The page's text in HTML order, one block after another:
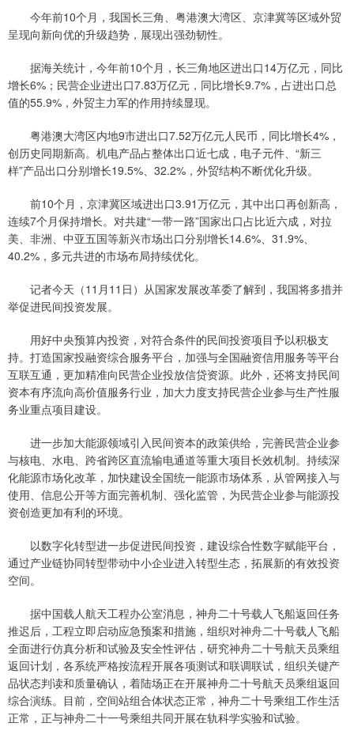
今年前10个月，我国长三角、粤港澳大湾区、京津冀等区域外贸
呈现向新向优的升级趋势，展现出强劲韧性。
据海关统计，今年前10个月，长三角地区进出口14万亿元，同比
增长6%；民营企业进出口7.83万亿元，同比增长9.7%，占进出口总
值的55.9%，外贸主力军的作用持续显现。
粤港澳大湾区内地9市进出口7.52万亿元人民币，同比增长4%，
创历史同期新高。机电产品占整体出口近七成，电子元件、“新三
样”产品出口分别增长19.5%、32.2%，外贸结构不断优化升级。
前10个月，京津冀区域进出口3.91万亿元，其中出口再创新高，
连续7个月保持增长。对共建“一带一路”国家出口占比近六成，对拉
美、非洲、中亚五国等新兴市场出口分别增长14.6%、31.9%、
40.2%，多元共进的市场布局持续优化。
记者今天（11月11日）从国家发展改革委了解到，我国将多措并
举促进民间投资发展。
用好中央预算内投资，对符合条件的民间投资项目予以积极支
持。打造国家投融资综合服务平台，加强与全国融资信用服务等平台
互联互通，更加精准向民营企业投放信贷资源。此外，还将支持民间
资本有序流向高价值服务行业，加大力度支持民营企业参与生产性服
务业重点项目建设。
进一步加大能源领域引入民间资本的政策供给，完善民营企业参
与核电、水电、跨省跨区直流输电通道等重大项目长效机制。持续深
化能源市场化改革，加快建设全国统一能源市场体系，从管网接入与
使用、信息公开等方面完善机制、强化监管，为民营企业参与能源投
资创造更加有利的环境。
以数字化转型进一步促进民间投资，建设综合性数字赋能平台，
通过产业链协同转型带动中小企业进入转型生态，拓展新的有效投资
空间。
据中国载人航天工程办公室消息，神舟二十号载人飞船返回任务
推迟后，工程立即启动应急预案和措施，组织对神舟二十号载人飞船
全面进行仿真分析和试验及安全性评估，研究神舟二十号航天员乘组
返回计划，各系统严格按流程开展各项测试和联调联试，组织关键产
品状态判读和质量确认，着陆场正在开展神舟二十号航天员乘组返回
综合演练。目前，空间站组合体状态正常，神舟二十号乘组工作生活
正常，正与神舟二十一号乘组共同开展在轨科学实验和试验。